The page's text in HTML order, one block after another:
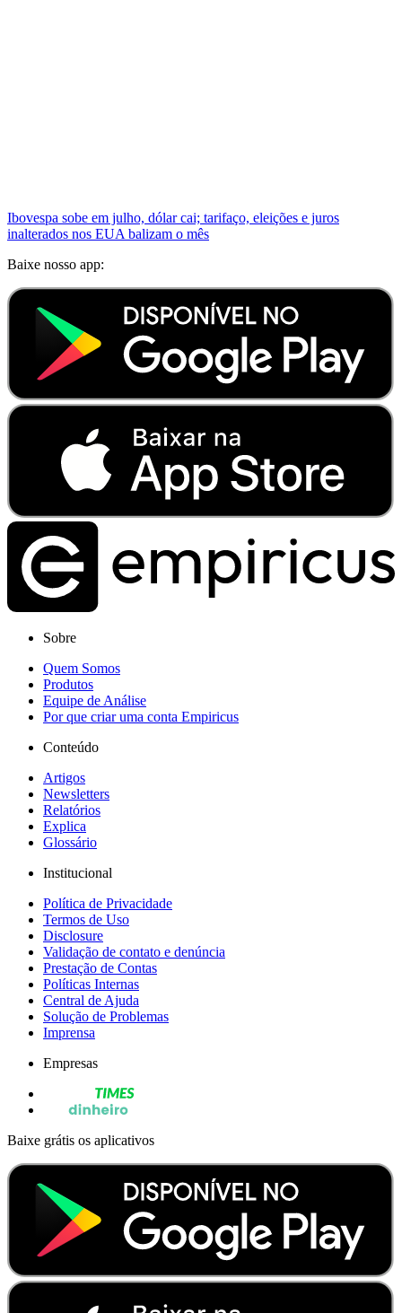
Ibovespa sobe em julho, dólar cai; tarifaço, eleições e juros
inalterados nos EUA balizam o mês
Baixe nosso app:
Sobre
Quem Somos
Produtos
Equipe de Análise
Por que criar uma conta Empiricus
Conteúdo
Artigos
Newsletters
Relatórios
Explica
Glossário
Institucional
Política de Privacidade
Termos de Uso
Disclosure
Validação de contato e denúncia
Prestação de Contas
Políticas Internas
Central de Ajuda
Solução de Problemas
Imprensa
Empresas
Baixe grátis os aplicativos